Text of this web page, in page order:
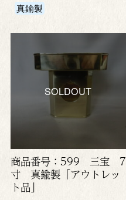
真鍮製
SOLDOUT
商品番号：599 三宝 7
寸 真鍮製「アウトレッ
ト品」